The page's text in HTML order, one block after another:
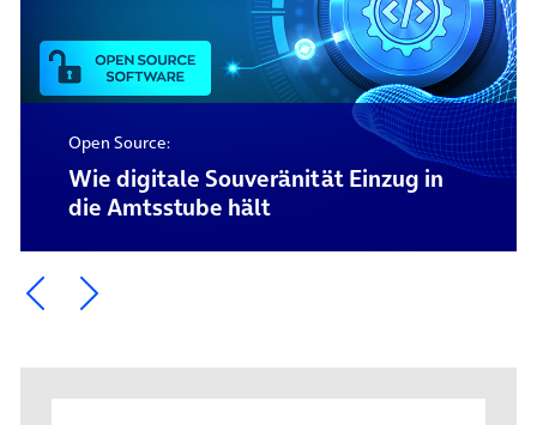
Open Source:
Wie digitale Souveränität Einzug in
die Amtsstube hält
Ein Element zurück blättern
Ein Element weiter blättern